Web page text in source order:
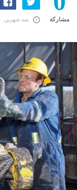
مشاركة منذ شهرين